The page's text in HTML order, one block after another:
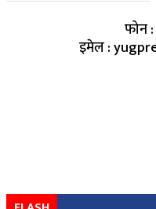
फोन
इमेल :
Design &